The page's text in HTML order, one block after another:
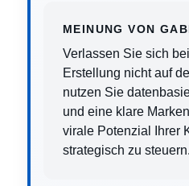
MEINUNG VON
Verlassen Sie sich
Erstellung nicht auf
nutzen Sie
und eine klare
virale Potenzial Ihrer
strategisch zu steuern.